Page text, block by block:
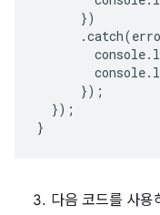
})
.catch(
console.
console.
});
});
}
다음 코드를 사용